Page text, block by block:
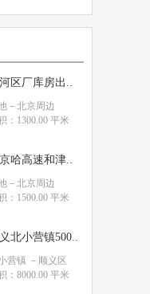
区厂库房出..
－北京周边
：1300.00 平米
哈高速和津..
－北京周边
：1500.00 平米
北小营镇500..
营镇 －顺义区
：8000.00 平米